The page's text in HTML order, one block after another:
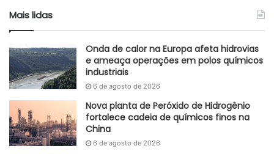
Mais lidas
Onda de calor na Europa afeta hidrovias
e ameaça operações em polos químicos
industriais
6 de agosto de 2026
Nova planta de Peróxido de Hidrogênio
fortalece cadeia de químicos finos na
China
6 de agosto de 2026